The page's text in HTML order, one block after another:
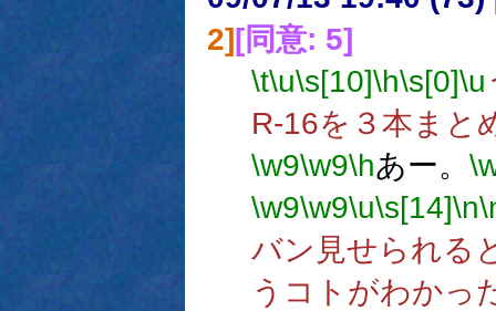
2][同意: 5]
\t\u\s[10]\h\s[0]\u
R-16を３本まと
\w9\w9\hあー。
\w9\w9\u\s[14]\n
バン見せられる
うコトがわかっ